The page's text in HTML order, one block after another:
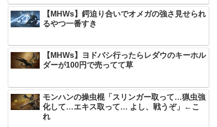
【MHWs】鍔迫り合いでオメガの強さ見せられ
るやつ一番すき
【MHWs】ヨドバシ行ったらレダウのキーホル
ダーが100円で売ってて草
モンハンの操虫棍「スリンガー取って…猟虫強
化して…エキス取って… よし、戦うぞ」←こ
れ